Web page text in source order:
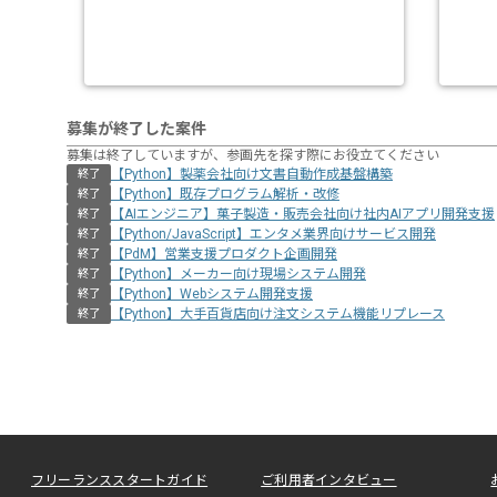
募集が終了した案件
募集は終了していますが、参画先を探す際にお役立てください
終了 【Python】製薬会社向け文書自動作成基盤構築
終了 【Python】既存プログラム解析・改修
終了 【AIエンジニア】菓子製造・販売会社向け社内AIアプリ開発支援
終了 【Python/JavaScript】エンタメ業界向けサービス開発
終了 【PdM】営業支援プロダクト企画開発
終了 【Python】メーカー向け現場システム開発
終了 【Python】Webシステム開発支援
終了 【Python】大手百貨店向け注文システム機能リプレース
フリーランススタートガイド ご利用者インタビュー